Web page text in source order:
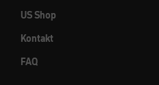
US Shop
Kontakt
FAQ